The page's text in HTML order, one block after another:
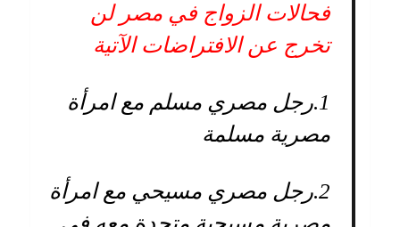
فحالات الزواج في مصر لن
تخرج عن الافتراضات الآتية
1. رجل مصري مسلم مع امرأة
مصرية مسلمة
2. رجل مصري مسيحي مع امرأة